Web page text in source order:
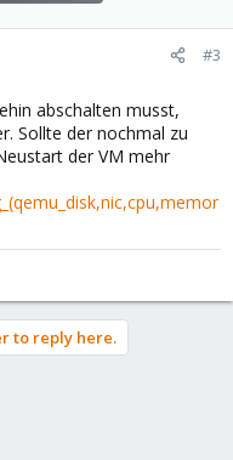
#3
abschalten musst,
Sollte der nochmal zu
der VM mehr
to reply here.